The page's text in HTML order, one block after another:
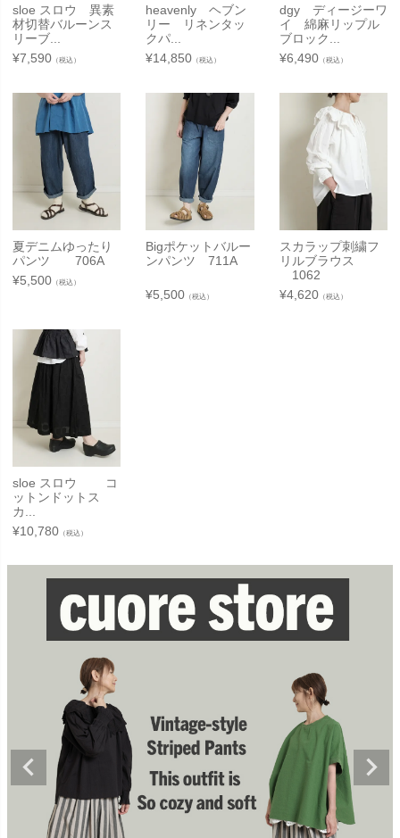
sloe スロウ 異素
材切替バルーンス
リーブ...
¥7,590 （税込）
heavenly ヘブン
リー リネンタッ
クパ...
¥14,850 （税込）
dgy ディージーワ
イ 綿麻リップル
ブロック...
¥6,490（税込）
夏デニムゆったり
パンツ 706A
¥5,500 （税込）
Bigポケットバルー
ンパンツ 711A
¥5,500 （税込）
スカラップ刺繍フ
リルブラウス
1062
¥4,620（税込）
sloe スロウ コ
ットンドットス
カ...
¥10,780 （税込）